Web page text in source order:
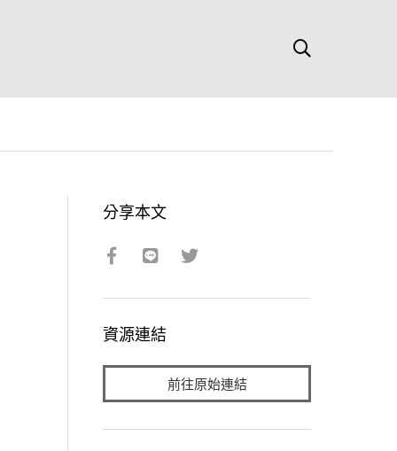
分享本文
資源連結
前往原始連結